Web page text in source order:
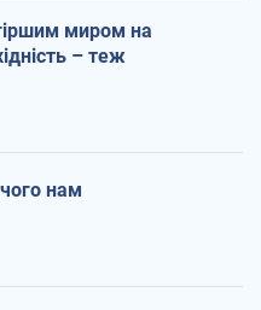
миром на
– теж
нам